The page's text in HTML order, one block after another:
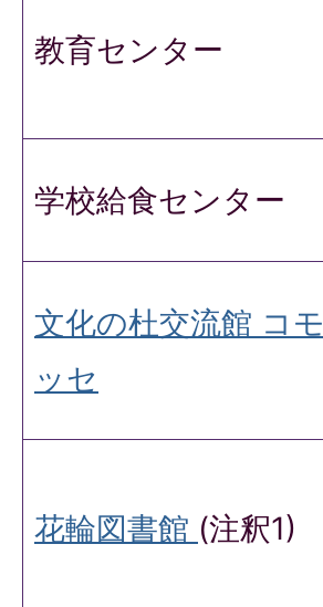
教育センター
学校給食センター
文化の杜交流館 コモ
ッセ
花輪図書館 (注釈1)